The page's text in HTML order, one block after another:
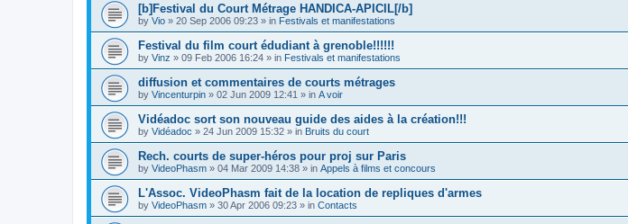
[b]Festival du Court Métrage HANDICA-APICIL[/b]
by Vio » 20 Sep 2006 09:23 » in Festivals et manifestations
Festival du film court édudiant à grenoble!!!!!!
by Vinz » 09 Feb 2006 16:24 » in Festivals et manifestations
diffusion et commentaires de courts métrages
by Vincenturpin » 02 Jun 2009 12:41 » in A voir
Vidéadoc sort son nouveau guide des aides à la création!!!
by Vidéadoc » 24 Jun 2009 15:32 » in Bruits du court
Rech. courts de super-héros pour proj sur Paris
by VideoPhasm » 04 Mar 2009 14:38 » in Appels à films et concours
L'Assoc. VideoPhasm fait de la location de repliques d'armes
by VideoPhasm » 30 Apr 2006 09:23 » in Contacts